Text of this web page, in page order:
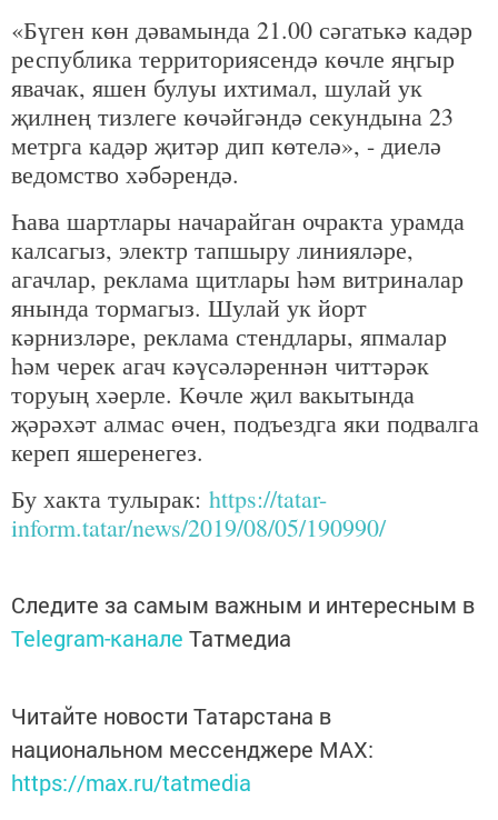
«Бүген көн дәвамында 21.00 сәгатькә кадәр
республика территориясендә көчле яңгыр
явачак, яшен булуы ихтимал, шулай ук
җилнең тизлеге көчәйгәндә секундына 23
метрга кадәр җитәр дип көтелә», - диелә
ведомство хәбәрендә.
Һава шартлары начарайган очракта урамда
калсагыз, электр тапшыру линияләре,
агачлар, реклама щитлары һәм витриналар
янында тормагыз. Шулай ук йорт
кәрнизләре, реклама стендлары, япмалар
һәм черек агач кәүсәләреннән читтәрәк
торуың хәерле. Көчле җил вакытында
җәрәхәт алмас өчен, подъездга яки подвалга
кереп яшеренегез.
Бу хакта тулырак: https://tatar-
inform.tatar/news/2019/08/05/190990/
Следите за самым важным и интересным в
Telegram-канале Татмедиа
Читайте новости Татарстана в
национальном мессенджере MАХ:
https://max.ru/tatmedia